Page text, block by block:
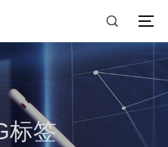
标签